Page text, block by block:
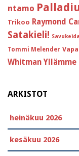
ntamo
Trikoo Raymond
Satakieli!
Tommi Melender
Whitman
ARKISTOT
heinäkuu 2026
kesäkuu 2026